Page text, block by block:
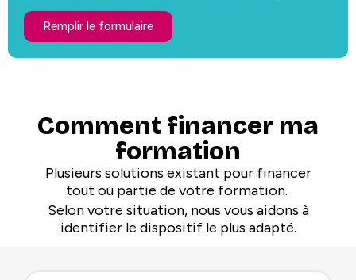
Remplir le formulaire
Comment financer ma
formation
Plusieurs solutions existant pour financer
tout ou partie de votre formation.
Selon votre situation, nous vous aidons à
identifier le dispositif le plus adapté.